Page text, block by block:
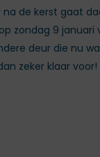
de kerst gaat
zondag 9
deur die nu
zeker klaar voor!